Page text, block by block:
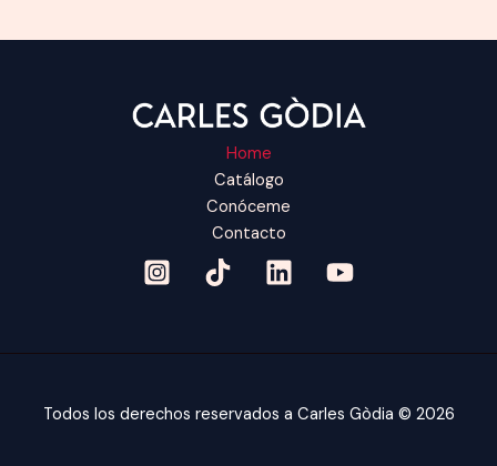
Home
Catálogo
Conóceme
Contacto
Todos los derechos reservados a Carles Gòdia © 2026